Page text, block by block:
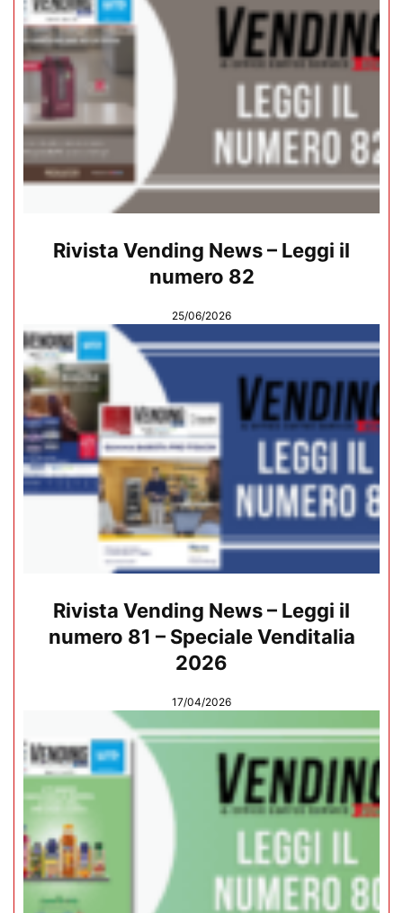
Rivista Vending News – Leggi il
numero 82
25/06/2026
Rivista Vending News – Leggi il
numero 81 – Speciale Venditalia
2026
17/04/2026